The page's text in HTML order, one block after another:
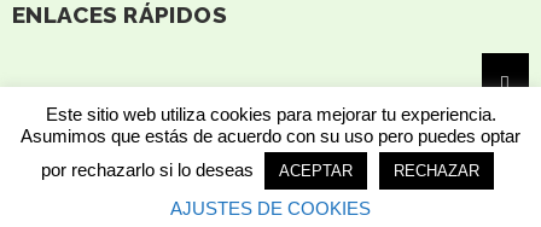
ENLACES RÁPIDOS
Este sitio web utiliza cookies para mejorar tu experiencia.
Asumimos que estás de acuerdo con su uso pero puedes optar
por rechazarlo si lo deseas
ACEPTAR RECHAZAR
AJUSTES DE COOKIES